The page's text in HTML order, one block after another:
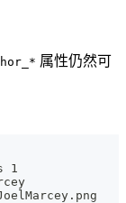
属性仍然可
1